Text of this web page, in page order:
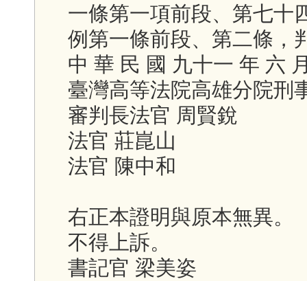
一條第一項前段、第七十
例第一條前段、第二條，
中 華 民 國 九十一 年 六
臺灣高等法院高雄分院刑
審判長法官 周賢銳
法官 莊崑山
法官 陳中和
右正本證明與原本無異。
不得上訴。
書記官 梁美姿